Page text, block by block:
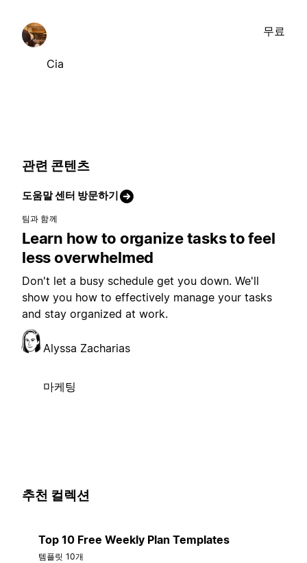
Cia
무료
관련 콘텐츠
도움말 센터 방문하기
팀과 함께
Learn how to organize tasks to feel
less overwhelmed
Don't let a busy schedule get you down. We'll
show you how to effectively manage your tasks
and stay organized at work.
Alyssa Zacharias
마케팅
추천 컬렉션
Top 10 Free Weekly Plan Templates
템플릿 10개